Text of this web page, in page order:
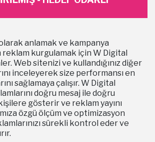
anlamak ve kampanya
reklam kurgulamak için W Digital
Web sitenizi ve kullandığınız diğer
inceleyerek size performansı en
sağlamaya çalışır. W Digital
doğru mesaj ile doğru
gösterir ve reklam yayını
özgü ölçüm ve optimizasyon
sürekli kontrol eder ve